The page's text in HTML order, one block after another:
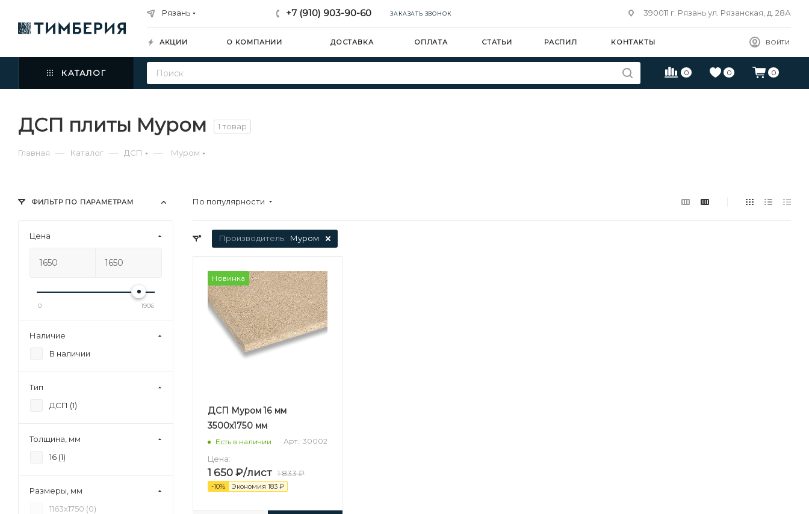
Рязань +7 (910) 903-90-60 ЗАКАЗАТЬ ЗВОНОК 390011 г. Рязань ул. Рязанская, д. 28А
ВОЙТИ
АКЦИИ О КОМПАНИИ ДОСТАВКА ОПЛАТА СТАТЬИ РАСПИЛ КОНТАКТЫ
0 0 0
КАТАЛОГ
ДСП плиты Муром 1 товар
Главная — Каталог — ДСП — Муром
По популярности
Производитель: Муром
Новинка
ДСП Муром 16 мм
3500х1750 мм
Есть в наличии Арт.: 30002
Цена:
1 650 ₽/лист 1 833₽
-10% Экономия 183 ₽
ФИЛЬТР ПО ПАРАМЕТРАМ
Цена
0 1906
Наличие
В наличии
Тип
ДСП (1)
Толщина, мм
16 (1)
Размеры, мм
1163х1750 (0)